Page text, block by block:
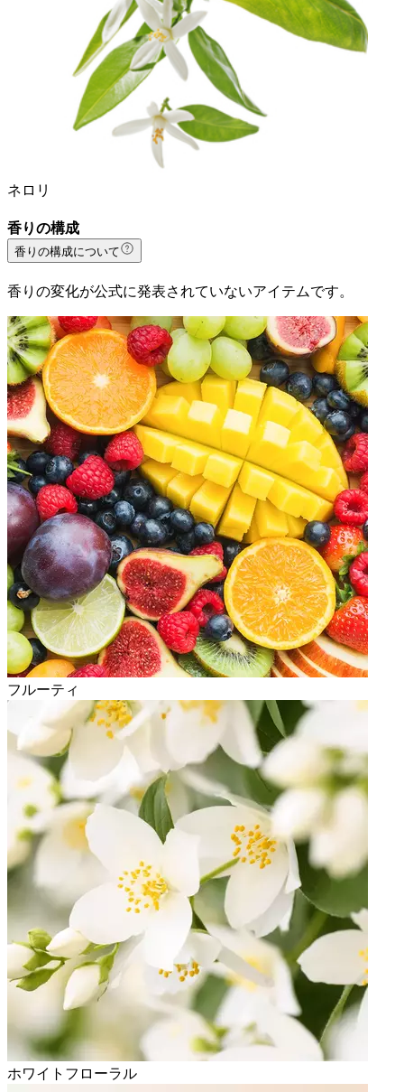
ネロリ
香りの構成
香りの構成について
香りの変化が公式に発表されていないアイテムです。
フルーティ
ホワイトフローラル